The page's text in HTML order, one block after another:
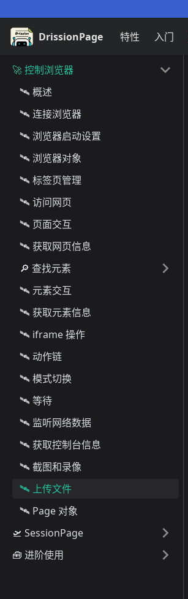
DrissionPage 特性 入门
🚀 控制浏览器
🛰️ 概述
🛰️ 连接浏览器
🛰️ 浏览器启动设置
🛰️ 浏览器对象
🛰️ 标签页管理
🛰️ 访问网页
🛰️ 页面交互
🛰️ 获取网页信息
🔎 查找元素
🛰️ 元素交互
🛰️ 获取元素信息
🛰️ iframe 操作
🛰️ 动作链
🛰️ 模式切换
🛰️ 等待
🛰️ 监听网络数据
🛰️ 获取控制台信息
🛰️ 截图和录像
🛰️ 上传文件
🛰️ Page 对象
🛫 SessionPage
🧰 进阶使用